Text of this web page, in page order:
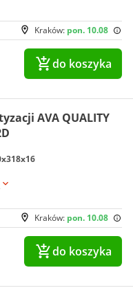
Kraków: pon. 10.08
do koszyka
AVA QUALITY
Kraków: pon. 10.08
do koszyka